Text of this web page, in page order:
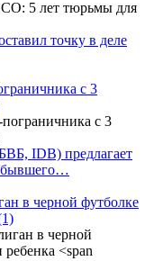
точку в деле
с 3
IDB) предлагает
бывшего…
в черной футболке